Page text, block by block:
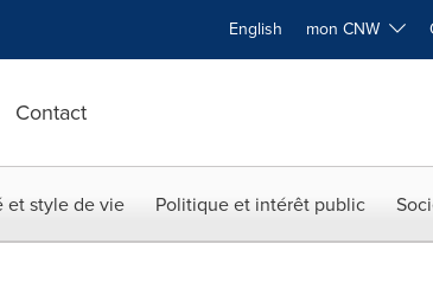
English mon CNW
Contact
et style de vie Politique et intérêt public